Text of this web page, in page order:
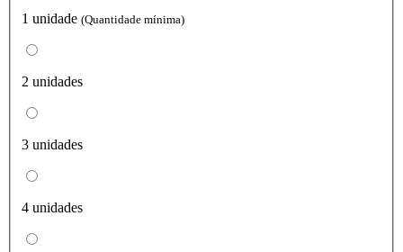
1 unidade (Quantidade mínima)
2 unidades
3 unidades
4 unidades